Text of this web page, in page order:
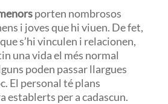
porten nombrosos
i joves que hi viuen. De fet,
s’hi vinculen i relacionen,
una vida el més normal
poden passar llargues
El personal té plans
establerts per a cadascun.